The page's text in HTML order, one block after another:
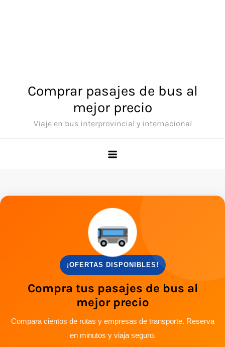
Comprar pasajes de bus al
mejor precio
Viaje en bus interprovincial y internacional
¡OFERTAS DISPONIBLES!
Compra tus pasajes de bus al
mejor precio
Compara cientos de rutas y empresas de transporte. Reserva
en minutos y viaja seguro.